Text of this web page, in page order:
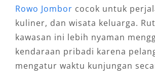
Rowo Jombor cocok untuk
kuliner, dan wisata keluarga.
kawasan ini lebih nyaman
kendaraan pribadi karena
mengatur waktu kunjungan